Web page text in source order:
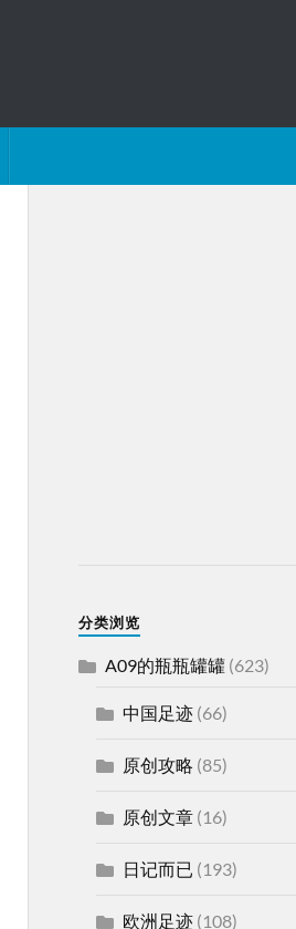
分类浏览
A09的瓶瓶罐罐(623)
中国足迹(66)
原创攻略 (85)
原创文章(16)
日记而已 (193)
欧洲足迹(108)